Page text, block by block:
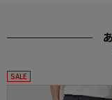
SALE